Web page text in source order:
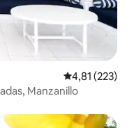
4,81 de uma
4,81 (223)
Manzanillo